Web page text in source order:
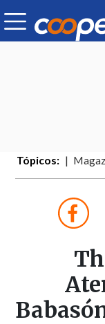
Tópicos: